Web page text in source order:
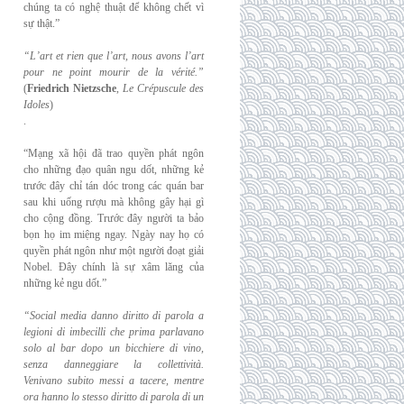
chúng ta có nghệ thuật để không chết vì
sự thật.”
“L’art et rien que l’art, nous avons l’art
pour ne point mourir de la vérité.”
(Friedrich Nietzsche, Le Crépuscule des
Idoles)
.
“Mạng xã hội đã trao quyền phát ngôn
cho những đạo quân ngu dốt, những kẻ
trước đây chỉ tán dóc trong các quán bar
sau khi uống rượu mà không gây hại gì
cho cộng đồng. Trước đây người ta bảo
bọn họ im miệng ngay. Ngày nay họ có
quyền phát ngôn như một người đoạt giải
Nobel. Đây chính là sự xâm lăng của
những kẻ ngu dốt.”
“Social media danno diritto di parola a
legioni di imbecilli che prima parlavano
solo albar dopo un bicchiere di vino,
senza danneggiare la collettività.
Venivano subito messi a tacere, mentre
ora hanno lo stesso diritto di parola di un